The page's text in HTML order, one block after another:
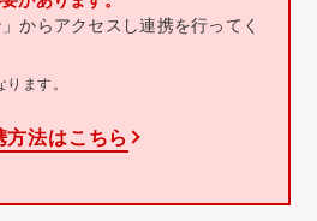
からアクセスし連携を行ってく
ます。
方法はこちら